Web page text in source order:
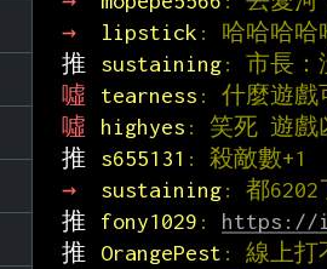
→
lipstick : 哈哈哈哈
推
sustaining: 市長：
噓
tearness : 什麼遊戲
噓
highyes : 笑死 遊戲
推
s655131 : 殺敵數+1
→
sustaining: 都6202
推
fony1029 : https://
推
OrangePest : 線上打